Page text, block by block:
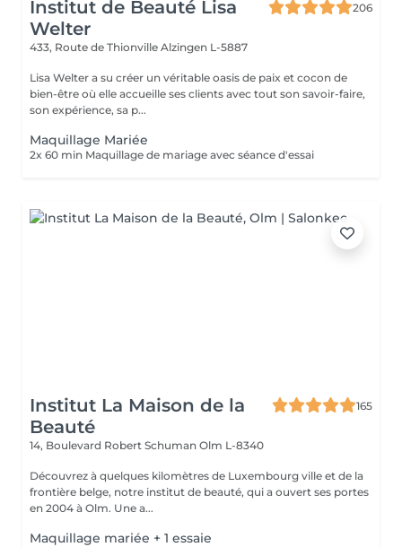
Institut de Beauté Lisa
Welter
206
433, Route de Thionville Alzingen L-5887
Lisa Welter a su créer un véritable oasis de paix et cocon de
bien-être où elle accueille ses clients avec tout son savoir-faire,
son expérience, sa p...
Maquillage Mariée
2x 60 min Maquillage de mariage avec séance d'essai
Institut La Maison de la
Beauté
165
14, Boulevard Robert Schuman Olm L-8340
Découvrez à quelques kilomètres de Luxembourg ville et de la
frontière belge, notre institut de beauté, qui a ouvert ses portes
en 2004 à Olm. Une a...
Maquillage mariée + 1 essaie